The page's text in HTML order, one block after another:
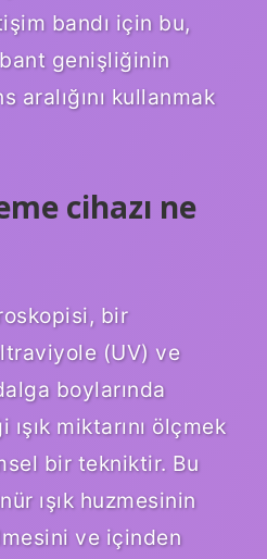
bandı için bu,
genişliğinin
aralığını kullanmak
cihazı ne
bir
(UV) ve
boylarında
miktarını ölçmek
bir tekniktir. Bu
ışık huzmesinin
ve içinden